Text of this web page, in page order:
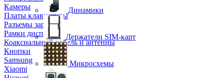
Камеры
Платы клавиатуры
Разъемы зарядки
Рамки дисплея
Коаксиальный кабель и антенны
Кнопки
Samsung
Xiaomi
Динамики
Держатели SIM-карт
Микросхемы